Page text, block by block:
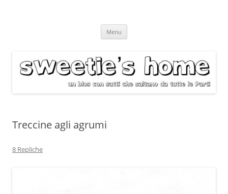
Menu
Treccine agli agrumi
8 Repliche